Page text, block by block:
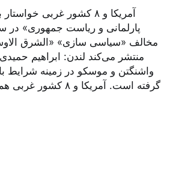
آمریکا و ۸ کشور غربی
پارلمانی و ریاست جمهوری» در
مخالف «سیاسی سازی» «الشرق
منتشر می‌کند لندن: ابراهیم
واشنگتن و موسکو در زمینه شرایط
گرفته است. آمریکا و ۸